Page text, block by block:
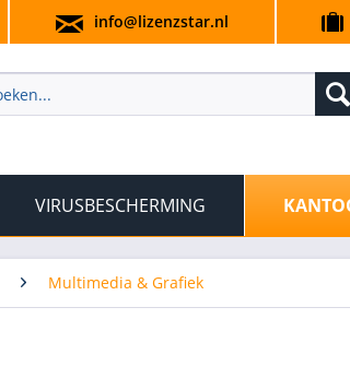
info@lizenzstar.nl
VIRUSBESCHERMING
Multimedia & Grafiek